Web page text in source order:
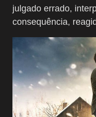
julgado errado,
consequência,